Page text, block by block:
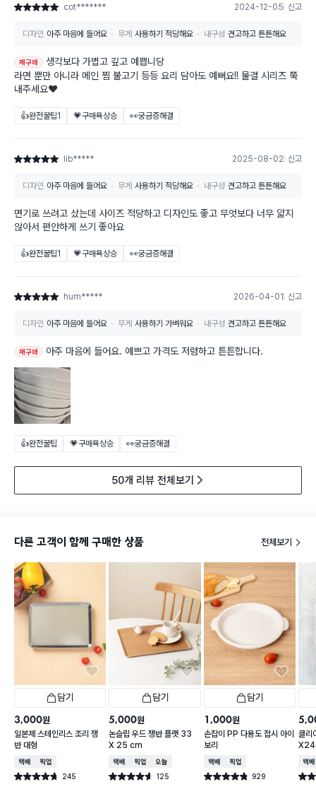
별점 5점 cot******* 2024-12-05 신고
디자인 아주 마음에 들어요 무게 사용하기 적당해요 내구성 견고하고 튼튼해요
재구매
생각보다 가볍고 깊고 예쁩니당
라면 뿐만 아니라 메인 찜 불고기 등등 요리 담아도 예뻐요!! 물결 시리즈 쭉
내주세요❤️
👍완전꿀팁1 💗구매욕상승 👀궁금증해결
별점 5점 lib***** 2025-08-02 신고
디자인 아주 마음에 들어요 무게 사용하기 적당해요 내구성 견고하고 튼튼해요
면기로 쓰려고 샀는데 사이즈 적당하고 디자인도 좋고 무엇보다 너무 얇지
않아서 편안하게 쓰기 좋아요
👍완전꿀팁1 💗구매욕상승 👀궁금증해결
별점 5점 hum***** 2026-04-01 신고
디자인 아주 마음에 들어요 무게 사용하기 가벼워요 내구성 견고하고 튼튼해요
재구매 아주 마음에 들어요. 예쁘고 가격도 저렴하고 튼튼합니다.
👍완전꿀팁 💗구매욕상승 👀궁금증해결
50개 리뷰 전체보기
다른 고객이 함께 구매한 상품 전체보기
담기
3,000원
일본제 스테인리스 조리 쟁
반 대형
택배배송매장픽업
별점 4.7점 245
건 작성
담기
5,000원
논슬립 우드 쟁반 플랫 33
X 25 cm
택배배송매장픽업오늘배송
별점 4.6점 125
건 작성
담기
1,000원
손잡이 PP 다용도 접시 아이
보리
택배배송매장픽업
별점 4.8점 929
건 작성
클리
택배
별점